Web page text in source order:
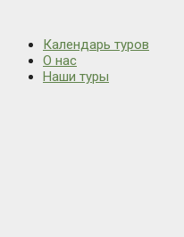
Календарь туров
О нас
Наши туры